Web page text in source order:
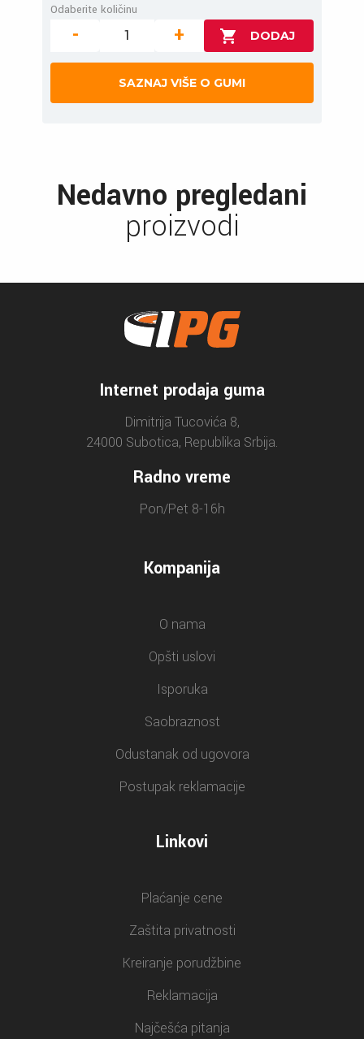
Odaberite količinu
- +
SAZNAJ VIŠE O GUMI
Nedavno pregledani
proizvodi
Internet prodaja guma
Dimitrija Tucovića 8,
24000 Subotica, Republika Srbija.
Radno vreme
Pon/Pet 8-16h
Kompanija
O nama
Opšti uslovi
Isporuka
Saobraznost
Odustanak od ugovora
Postupak reklamacije
Linkovi
Plaćanje cene
Zaštita privatnosti
Kreiranje porudžbine
Reklamacija
Najčešća pitanja